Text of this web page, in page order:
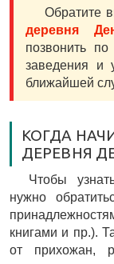
Обратите
деревня
позвонить
заведения и
ближайшей
КОГДА
ДЕРЕВНЯ
Чтобы
нужно
книгами и пр.).
от прихожан,